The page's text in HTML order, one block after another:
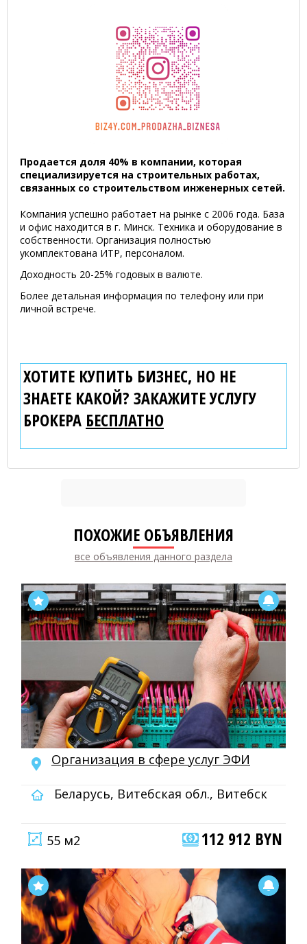
Продается доля 40% в компании, которая
специализируется на строительных работах,
связанных со строительством инженерных сетей.
Компания успешно работает на рынке с 2006 года. База
и офис находится в г. Минск. Техника и оборудование в
собственности. Организация полностью
укомплектована ИТР, персоналом.
Доходность 20-25% годовых в валюте.
Более детальная информация по телефону или при
личной встрече.
ХОТИТЕ КУПИТЬ БИЗНЕС, НО НЕ
ЗНАЕТЕ КАКОЙ? ЗАКАЖИТЕ УСЛУГУ
БРОКЕРА БЕСПЛАТНО
ПОХОЖИЕ ОБЪЯВЛЕНИЯ
все объявления данного раздела
Организация в сфере услуг ЭФИ
Беларусь, Витебская обл., Витебск
55 м2 112 912 BYN